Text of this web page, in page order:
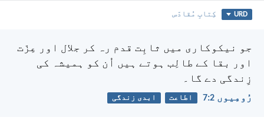
URD کِتابِ مُقادّس
جو نیکوکاری میں ثابِت قدم رہ کر جلال اور عِزّت
اور بقا کے طالِب ہوتے ہیں اُن کو ہمیشہ کی
زِندگی دے گا۔
رُومِیوں 2:‏7 اطاعت ابدی زندگی